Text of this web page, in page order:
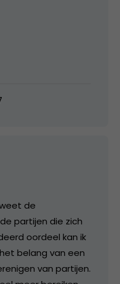
de
partijen die zich
oordeel kan ik
belang van een
van partijen.